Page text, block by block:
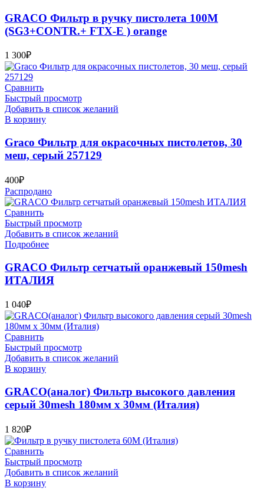
GRACO Фильтр в ручку пистолета 100М
(SG3+CONTR.+ FTX-E ) orange
1 300₽
Сравнить
Быстрый просмотр
Добавить в список желаний
В корзину
Graco Фильтр для окрасочных пистолетов, 30
меш, серый 257129
400₽
Распродано
Сравнить
Быстрый просмотр
Добавить в список желаний
Подробнее
GRACO Фильтр сетчатый оранжевый 150mesh
ИТАЛИЯ
1 040₽
Сравнить
Быстрый просмотр
Добавить в список желаний
В корзину
GRACO(аналог) Фильтр высокого давления
серый 30mesh 180мм х 30мм (Италия)
1 820₽
Сравнить
Быстрый просмотр
Добавить в список желаний
В корзину